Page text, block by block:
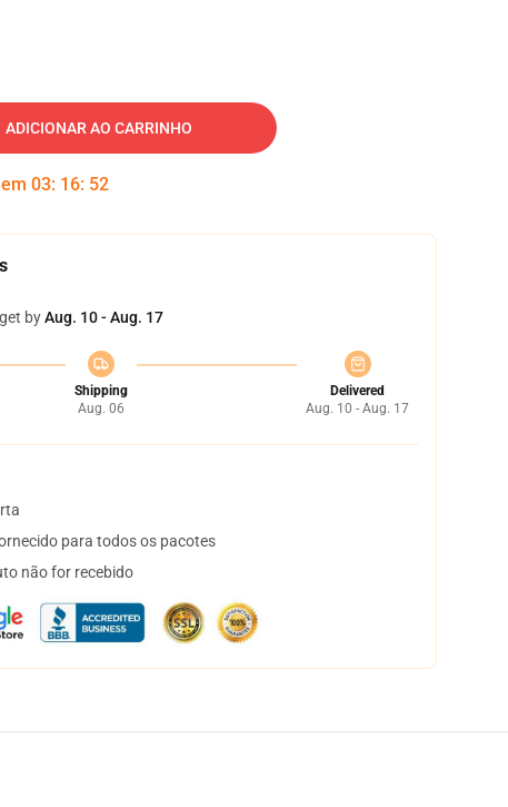
ADICIONAR AO CARRINHO
03: 16: 51
byAug. 10 - Aug. 17
Shipping
Aug. 06
Delivered
Aug. 10 - Aug. 17
para todos os pacotes
não for recebido